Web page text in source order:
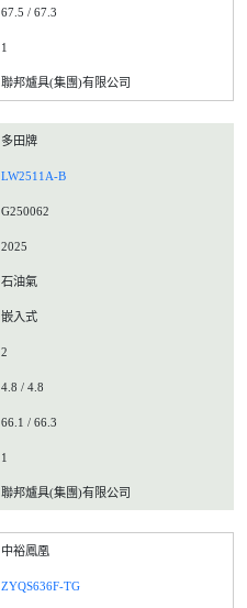
67.5 / 67.3
1
聯邦爐具(集團)有限公司
多田牌
LW2511A-B
G250062
2025
石油氣
嵌入式
2
4.8 / 4.8
66.1 / 66.3
1
聯邦爐具(集團)有限公司
中裕鳳凰
ZYQS636F-TG